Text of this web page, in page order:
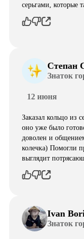
серьгами, которые
Степан
Знаток
12 июня
Заказал кольцо из
оно уже было
доволен и
колечка) Помогли
выглядит
Ivan
Знаток